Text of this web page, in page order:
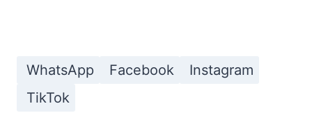
WhatsApp Facebook
Instagram
TikTok